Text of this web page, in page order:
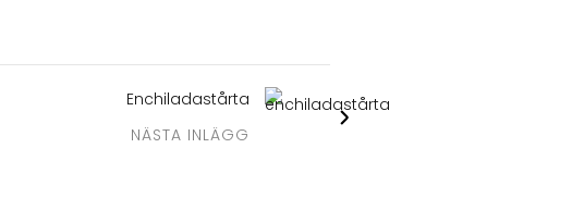
Enchiladastårta
NÄSTA INLÄGG